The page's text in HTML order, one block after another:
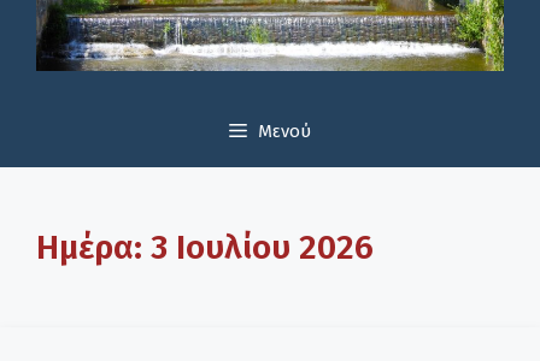
Μενού
Ημέρα: 3 Ιουλίου 2026